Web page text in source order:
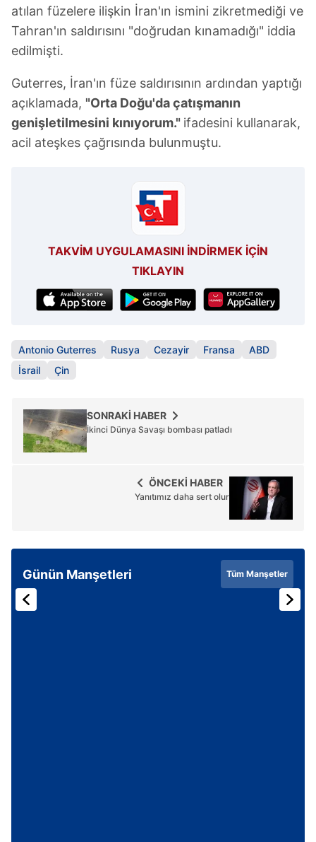
atılan füzelere ilişkin İran'ın ismini zikretmediği ve
Tahran'ın saldırısını "doğrudan kınamadığı" iddia
edilmişti.
Guterres, İran'ın füze saldırısının ardından yaptığı
açıklamada, "Orta Doğu'da çatışmanın
genişletilmesini kınıyorum." ifadesini kullanarak,
acil ateşkes çağrısında bulunmuştu.
TAKVİM UYGULAMASINI İNDİRMEK İÇİN
TIKLAYIN
Antonio Guterres Rusya Cezayir Fransa
ABD
İsrail
Çin
SONRAKİ HABER
İkinci Dünya Savaşı bombası patladı
ÖNCEKİ HABER
Yanıtımız daha sert olur
Günün Manşetleri Tüm Manşetler